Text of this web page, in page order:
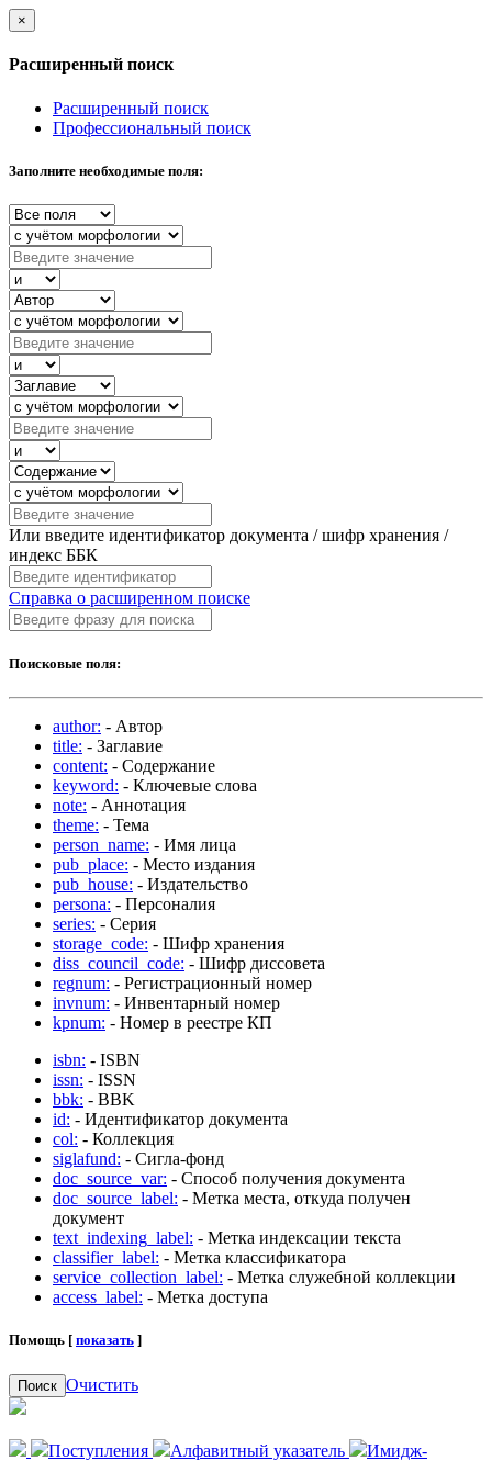
×
Расширенный поиск
Расширенный поиск
Профессиональный поиск
Заполните необходимые поля:
Или введите идентификатор документа / шифр хранения /
индекс ББК
Справка о расширенном поиске
Поисковые поля:
author: - Автор
title: - Заглавие
content: - Содержание
keyword: - Ключевые слова
note: - Аннотация
theme: - Тема
person_name: - Имя лица
pub_place: - Место издания
pub_house: - Издательство
persona: - Персоналия
series: - Серия
storage_code: - Шифр хранения
diss_council_code: - Шифр диссовета
regnum: - Регистрационный номер
invnum: - Инвентарный номер
kpnum: - Номер в реестре КП
isbn: - ISBN
issn: - ISSN
bbk: - BBK
id: - Идентификатор документа
col: - Коллекция
siglafund: - Сигла-фонд
doc_source_var: - Способ получения документа
doc_source_label: - Метка места, откуда получен
документ
text_indexing_label: - Метка индексации текста
classifier_label: - Метка классификатора
service_collection_label: - Метка служебной коллекции
access_label: - Метка доступа
Помощь [ показать ]
Поиск Очистить
Поступления Алфавитный указатель
Имидж-